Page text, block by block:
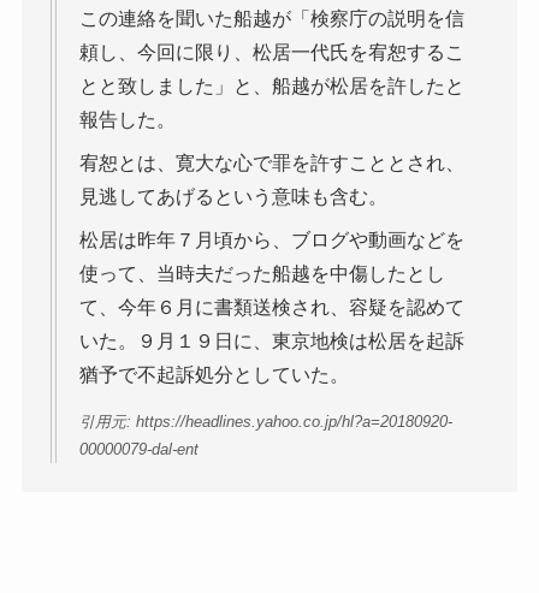
この連絡を聞いた船越が「検察庁の説明を信
頼し、今回に限り、松居一代氏を宥恕するこ
とと致しました」と、船越が松居を許したと
報告した。
宥恕とは、寛大な心で罪を許すこととされ、
見逃してあげるという意味も含む。
松居は昨年７月頃から、ブログや動画などを
使って、当時夫だった船越を中傷したとし
て、今年６月に書類送検され、容疑を認めて
いた。９月１９日に、東京地検は松居を起訴
猶予で不起訴処分としていた。
引用元: https://headlines.yahoo.co.jp/hl?a=20180920-
00000079-dal-ent